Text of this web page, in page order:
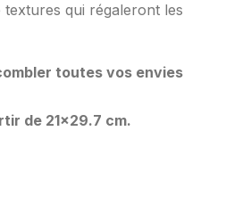
textures qui régaleront les
toutes vos envies
de 21×29.7 cm.